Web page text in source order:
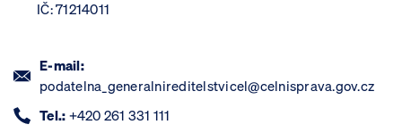
IČ: 71214011
E-mail:
podatelna_generalnireditelstvicel@celnisprava.gov.cz
Tel.: +420 261 331 111